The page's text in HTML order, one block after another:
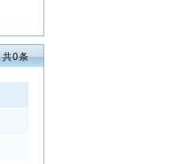
共0条